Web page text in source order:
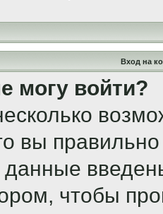
Вход на
могу войти?
вы
чтобы